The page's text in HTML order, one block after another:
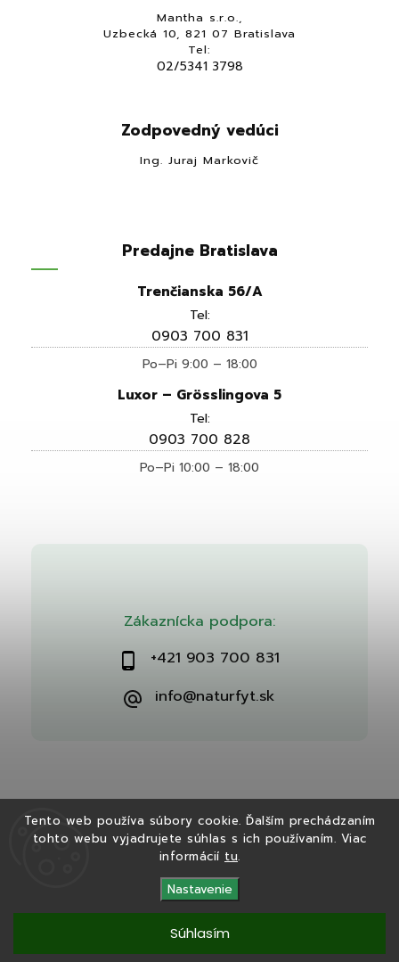
Tento web používa súbory cookie. Ďalším prechádzaním
tohto webu vyjadrujete súhlas s ich používaním. Viac
informácií tu.
Nastavenie
Súhlasím
Zákaznícka podpora:
+421 903 700 831
info@naturfyt.sk
Mantha s.r.o.,
Uzbecká 10, 821 07 Bratislava
Tel:
02/5341 3798
Zodpovedný vedúci
Ing. Juraj Markovič
Predajne Bratislava
Trenčianska 56/A
Tel:
0903 700 831
Po–Pi 9:00 – 18:00
Luxor – Grösslingova 5
Tel:
0903 700 828
Po–Pi 10:00 – 18:00
Copyright 2026Naturfyt.sk. Všetky práva vyhradené.
| Design